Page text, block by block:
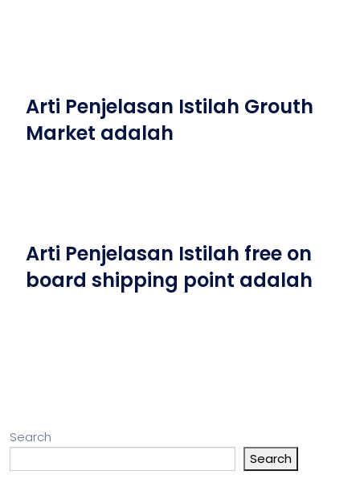
Arti Penjelasan Istilah Grouth
Market adalah
Arti Penjelasan Istilah free on
board shipping point adalah
Search
Search